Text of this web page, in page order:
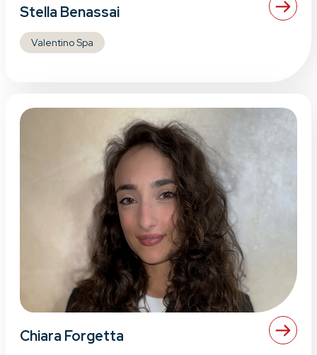
Stella Benassai
Valentino Spa
Chiara Forgetta